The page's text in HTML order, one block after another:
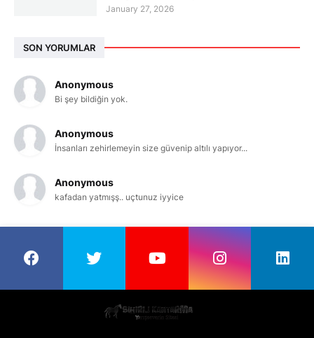
January 27, 2026
SON YORUMLAR
Anonymous
Bi şey bildiğin yok.
Anonymous
İnsanları zehirlemeyin size güvenip altılı yapıyor...
Anonymous
kafadan yatmışş.. uçtunuz iyyice